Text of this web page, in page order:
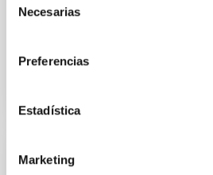
Necesarias
Preferencias
Estadística
Marketing
Calendario de 2024 tipo póster
CALENDARIO